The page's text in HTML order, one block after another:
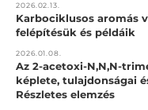
2026.02.13.
Karbociklusos aromás
felépítésük és példáik
2026.01.08.
Az 2-acetoxi-N,N,N-
képlete, tulajdonságai
Részletes elemzés